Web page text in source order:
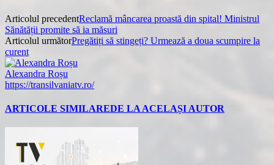
Articolul precedentReclamă mâncarea proastă din spital! Ministrul
Sănătății promite să ia măsuri
Articolul următorPregătiți să stingeți? Urmează a doua scumpire la
curent
Alexandra Roșu
https://transilvaniatv.ro/
ARTICOLE SIMILAREDE LA ACELAȘI AUTOR